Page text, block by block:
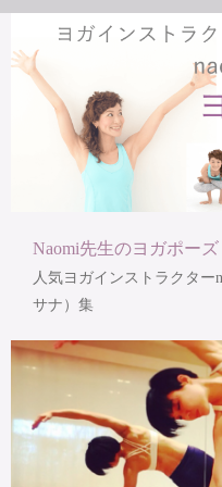
Naomi先生のヨガポーズ
人気ヨガインストラクター
サナ）集